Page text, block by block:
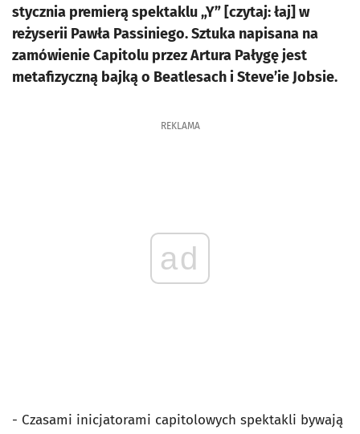
stycznia premierą spektaklu „Y” [czytaj: łaj] w
reżyserii Pawła Passiniego. Sztuka napisana na
zamówienie Capitolu przez Artura Pałygę jest
metafizyczną bajką o Beatlesach i Steve’ie Jobsie.
REKLAMA
ad
- Czasami inicjatorami capitolowych spektakli bywają